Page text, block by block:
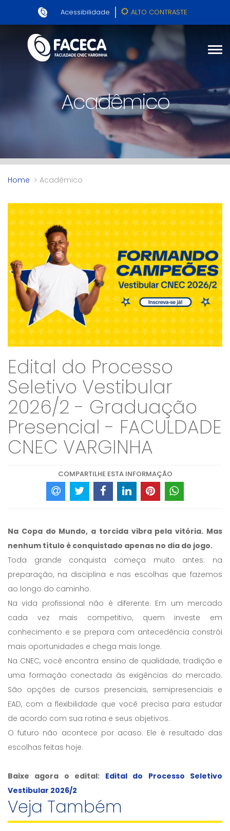
Acessibilidade ALTO CONTRASTE
Acadêmico
Home Acadêmico
Edital do Processo
Seletivo Vestibular
2026/2 - Graduação
Presencial - FACULDADE
CNEC VARGINHA
COMPARTILHE ESTA INFORMAÇÃO
Na Copa do Mundo, a torcida vibra pela vitória. Mas
nenhum título é conquistado apenas no dia do jogo.
Toda grande conquista começa muito antes: na
preparação, na disciplina e nas escolhas que fazemos
ao longo do caminho.
Na vida profissional não é diferente. Em um mercado
cada vez mais competitivo, quem investe em
conhecimento e se prepara com antecedência constrói
mais oportunidades e chega mais longe.
Na CNEC, você encontra ensino de qualidade, tradição e
uma formação conectada às exigências do mercado.
São opções de cursos presenciais, semipresenciais e
EAD, com a flexibilidade que você precisa para estudar
de acordo com sua rotina e seus objetivos.
O futuro não acontece por acaso. Ele é resultado das
escolhas feitas hoje.
Baixe agora o edital: Edital do Processo Seletivo
Vestibular 2026/2
Veja Também